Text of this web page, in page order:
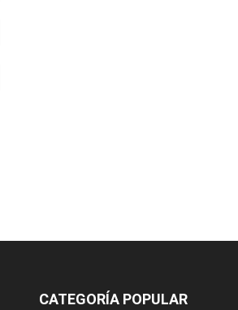
CATEGORÍA POPULAR